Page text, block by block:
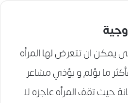
يمكن ان تتعرض لها المرأه
ما يؤلم و يؤذي مشاعر
حيث تقف المرأه عاجزه لا